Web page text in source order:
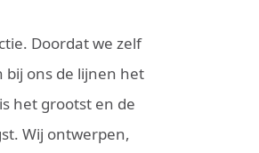
Doordat we zelf
bij ons de lijnen het
het grootst en de
Wij ontwerpen,